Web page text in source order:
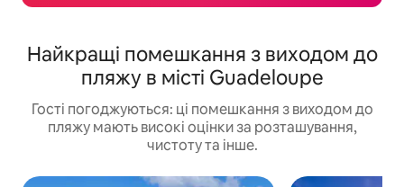
Найкращі помешкання з виходом до
пляжу в місті Guadeloupe
Гості погоджуються: ці помешкання з виходом до
пляжу мають високі оцінки за розташування,
чистоту та інше.